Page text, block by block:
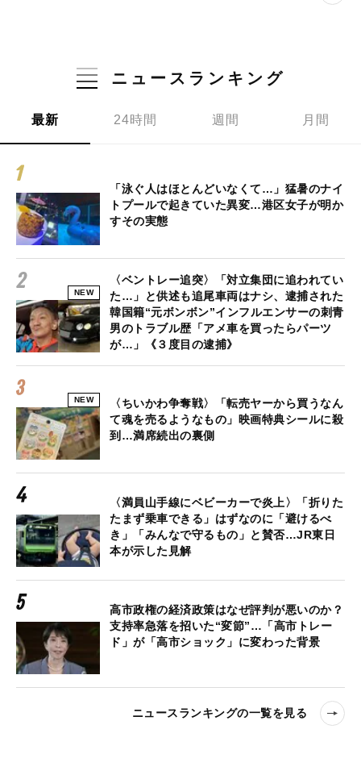
ニュースランキング
最新 24時間 週間 月間
「泳ぐ人はほとんどいなくて…」猛暑のナイ
トプールで起きていた異変…港区女子が明か
すその実態
NEW
〈ベントレー追突〉「対立集団に追われてい
た…」と供述も追尾車両はナシ、逮捕された
韓国籍“元ボンボン”インフルエンサーの刺青
男のトラブル歴「アメ車を買ったらパーツ
が…」《３度目の逮捕》
NEW
〈ちいかわ争奪戦〉「転売ヤーから買うなん
て魂を売るようなもの」映画特典シールに殺
到…満席続出の裏側
〈満員山手線にベビーカーで炎上〉「折りた
たまず乗車できる」はずなのに「避けるべ
き」「みんなで守るもの」と賛否…JR東日
本が示した見解
高市政権の経済政策はなぜ評判が悪いのか？
支持率急落を招いた“変節”…「高市トレー
ド」が「高市ショック」に変わった背景
ニュースランキングの一覧を見る